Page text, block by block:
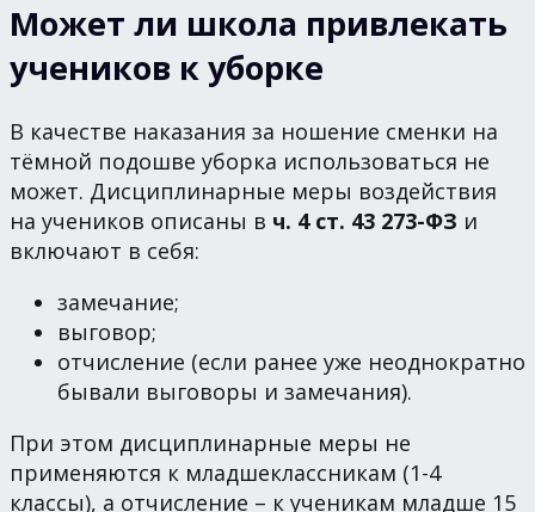
Может ли школа привлекать
учеников к уборке
В качестве наказания за ношение сменки на
тёмной подошве уборка использоваться не
может. Дисциплинарные меры воздействия
на учеников описаны в ч. 4 ст. 43 273-ФЗ и
включают в себя:
замечание;
выговор;
отчисление (если ранее уже неоднократно
бывали выговоры и замечания).
При этом дисциплинарные меры не
применяются к младшеклассникам (1-4
классы), а отчисление – к ученикам младше 15